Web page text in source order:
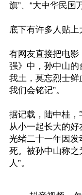
旗”、“大中华民国
底下有许多人贴上
有网友直接把电影
强》中，孙中山的
我土，莫忘烈士鲜
我们会铭记”。
据记载，陆中桂
从小一起长大的好
光绪二十一年因
死。被孙中山称之